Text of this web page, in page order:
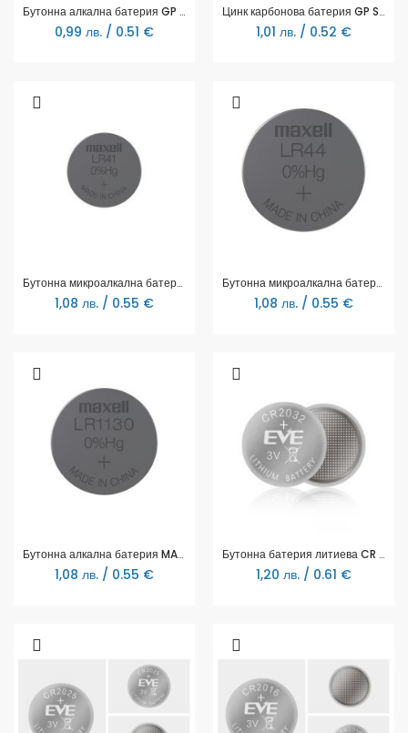
Бутонна алкална батерия GP BATTERIES GP192, LR-41, 1.55V, AG3
0,99 лв. / 0.51 €
Цинк карбонова батерия GP SUPERCELL, 15PL-S2, R6, 2 бр. в опаковка / shrink, 1.5V
1,01 лв. / 0.52 €
Бутонна микроалкална батерия LR41 /AG3/ 10 бр./pack цена за 1 бр. MAXELL
1,08 лв. / 0.55 €
Бутонна микроалкална батерия MAXELL LR-44 /AG13/ 1,55V 10 бр./pack цена за 1 бр.
1,08 лв. / 0.55 €
Бутонна алкална батерия MAXELL LR-1130 AG10 1.55V 10 бр./pack цена за 1 бр.
1,08 лв. / 0.55 €
Бутонна батерия литиева CR 2032 1pc bulk 3V EVE BATTERY
1,20 лв. / 0.61 €